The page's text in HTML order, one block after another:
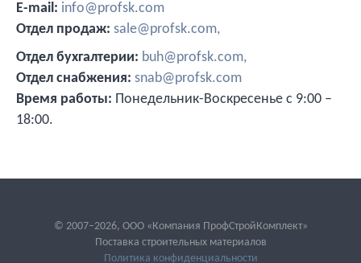
E-mail: info@profsk.com
Отдел продаж: sale@profsk.com,
Отдел бухгалтерии: buh@profsk.com,
Отдел снабжения: snab@profsk.com
Время работы: Понедельник-Воскресенье с 9:00 –
18:00.
© 2007–2026, ООО «Компания ПрофСтройКомплект»
Поставка строительных материалов
Политика конфиденциальности